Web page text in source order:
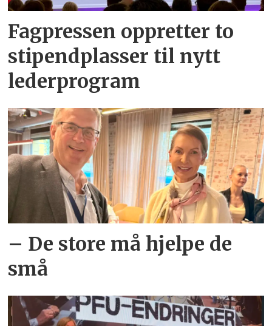
Fagpressen oppretter to
stipendplasser til nytt
lederprogram
– De store må hjelpe de
små